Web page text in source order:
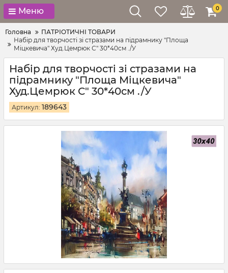
Меню 0
Головна
ПАТРІОТИЧНІ ТОВАРИ
Набір для творчості зі стразами на підрамнику "Площа
Міцкевича" Худ.Цемрюк С" 30*40см ./У
Набір для творчості зі стразами на
підрамнику "Площа Міцкевича"
Худ.Цемрюк С" 30*40см ./У
Артикул: 189643